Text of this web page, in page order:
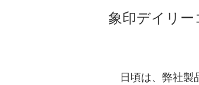
象印デイリ
ご愛用の
日頃は、弊社製